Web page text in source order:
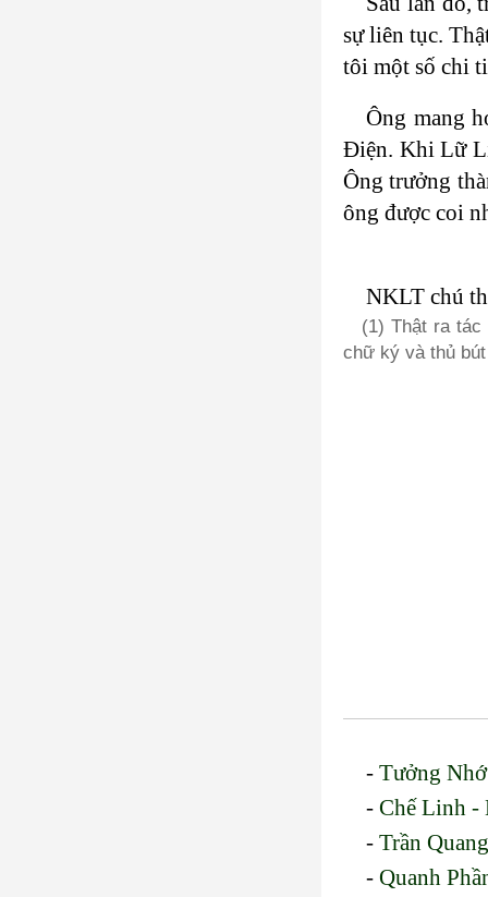
sự liên tục.
tôi một số chi
Ông mang
Điện. Khi Lữ
Ông trưởng
ông được coi
NKLT chú
(1) Thật ra
chữ ký và thủ
-Tưởng
-Chế Linh -
-Trần
-Quanh